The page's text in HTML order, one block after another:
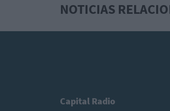
NOTICIAS
Capital Radio